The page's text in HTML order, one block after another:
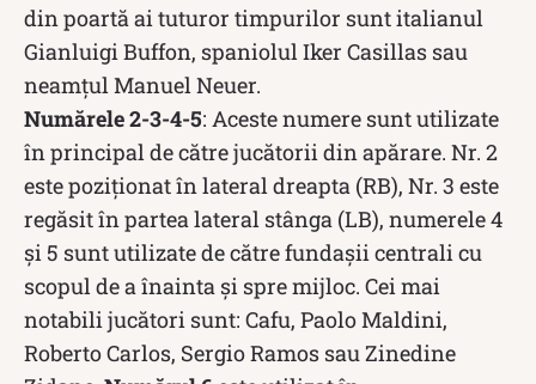
din poartă ai tuturor timpurilor sunt italianul
Gianluigi Buffon, spaniolul Iker Casillas sau
neamțul Manuel Neuer.
Numărele 2-3-4-5: Aceste numere sunt utilizate
în principal de către jucătorii din apărare. Nr. 2
este poziționat în lateral dreapta (RB), Nr. 3 este
regăsit în partea lateral stânga (LB), numerele 4
și 5 sunt utilizate de către fundașii centrali cu
scopul de a înainta și spre mijloc. Cei mai
notabili jucători sunt: Cafu, Paolo Maldini,
Roberto Carlos, Sergio Ramos sau Zinedine